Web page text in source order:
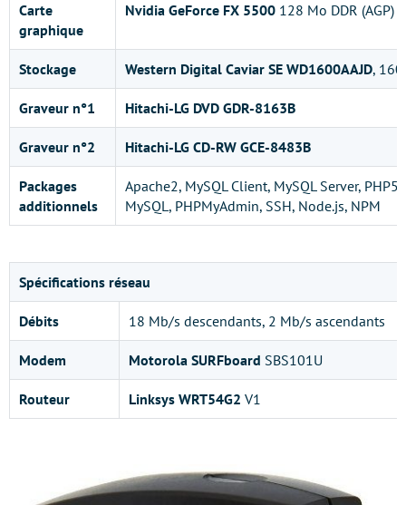
Carte
graphique
Nvidia GeForce FX 5500 128 Mo DDR (AGP)
Stockage Western Digital Caviar SE WD1600AAJD,
Graveur n°1 Hitachi-LG DVD GDR-8163B
Graveur n°2 Hitachi-LG CD-RW GCE-8483B
Packages
additionnels
Apache2, MySQL Client, MySQL Server,
MySQL, PHPMyAdmin, SSH, Node.js, NPM
Spécifications réseau
Débits 18 Mb/s descendants, 2 Mb/s ascendants
Modem Motorola SURFboard SBS101U
Routeur Linksys WRT54G2 V1